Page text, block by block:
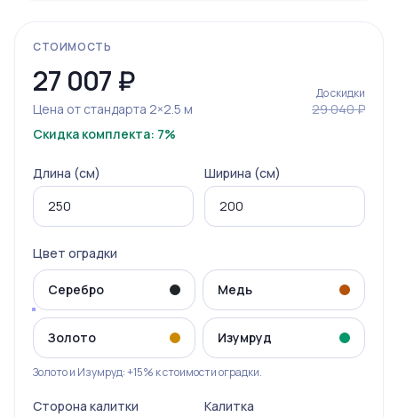
СТОИМОСТЬ
27 007 ₽
Цена от стандарта 2×2.5 м
До скидки
29 040 ₽
Скидка комплекта: 7%
Длина (см) Ширина (см)
Цвет оградки
Серебро Медь
Золото Изумруд
Золото и Изумруд: +15% к стоимости оградки.
Сторона калитки Калитка